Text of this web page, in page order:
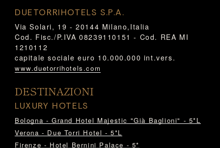
DUETORRIHOTELS S.P.A.
Via Solari, 19 - 20144 Milano,Italia
Cod. Fisc./P.IVA 08239110151 - Cod. REA MI
1210112
capitale sociale euro 10.000.000 int.vers.
www.duetorrihotels.com
DESTINAZIONI
LUXURY HOTELS
Bologna - Grand Hotel Majestic "Già Baglioni" - 5*L
Verona - Due Torri Hotel - 5*L
Firenze - Hotel Bernini Palace - 5*